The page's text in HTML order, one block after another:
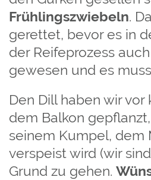
Frühlingszwiebeln.
gerettet, bevor es in
der Reifeprozess
gewesen und es
Den Dill haben wir
dem Balkon
seinem Kumpel, dem
verspeist wird (wir
Grund zu gehen.